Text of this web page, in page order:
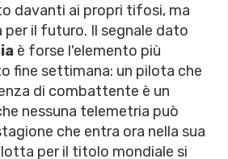
davanti ai propri tifosi, ma
per il futuro. Il segnale dato
è forse l'elemento più
fine settimana: un pilota che
di combattente è un
nessuna telemetria può
che entra ora nella sua
per il titolo mondiale si